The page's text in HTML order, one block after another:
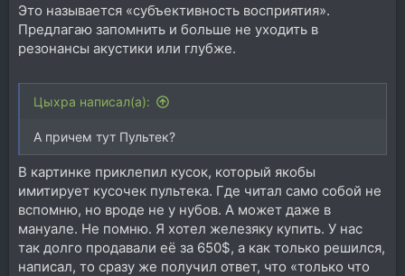
Это называется «субъективность восприятия».
Предлагаю запомнить и больше не уходить в
резонансы акустики или глубже.
Цыхра написал(а):
А причем тут Пультек?
В картинке приклепил кусок, который якобы
имитирует кусочек пультека. Где читал само собой не
вспомню, но вроде не у нубов. А может даже в
мануале. Не помню. Я хотел железяку купить. У нас
так долго продавали её за 650$, а как только решился,
написал, то сразу же получил ответ, что «только что